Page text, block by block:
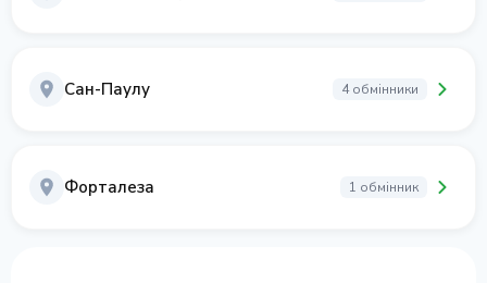
Сан-Паулу 4 обмінники
Форталеза 1 обмінник